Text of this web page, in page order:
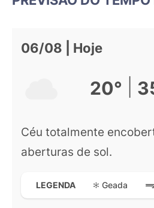
06/08 | Hoje
20°
Céu totalmente
aberturas de sol.
LEGENDA Geada